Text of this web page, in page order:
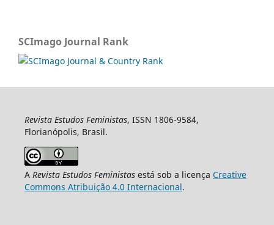
SCImago Journal Rank
Revista Estudos Feministas, ISSN 1806-9584,
Florianópolis, Brasil.
A Revista Estudos Feministasestá sob a licença Creative
Commons Atribuição 4.0 Internacional.